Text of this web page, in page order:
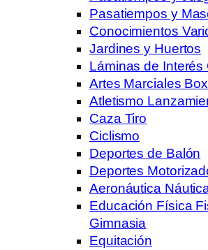
Pasatiempos y
Conocimientos
Jardines y Huertos
Láminas de Interés
Artes Marciales
Atletismo
Caza Tiro
Ciclismo
Deportes de Balón
Deportes
Aeronáutica
Educación Física
Gimnasia
Equitación